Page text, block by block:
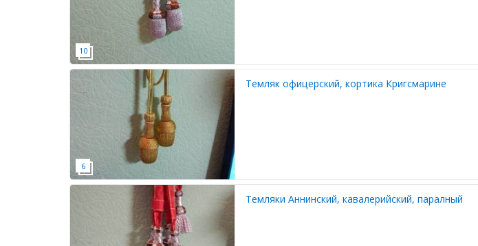
Темляк офицерский, кортика Кригсмарине
Темляки Аннинский, кавалерийский, паралный